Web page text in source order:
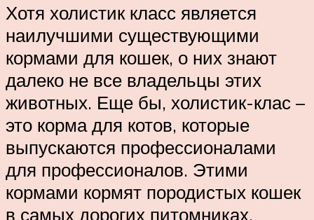
Хотя холистик класс является
наилучшими существующими
кормами для кошек, о них знают
далеко не все владельцы этих
животных. Еще бы, холистик-клас –
это корма для котов, которые
выпускаются профессионалами
для профессионалов. Этими
кормами кормят породистых кошек
в самых дорогих питомниках.